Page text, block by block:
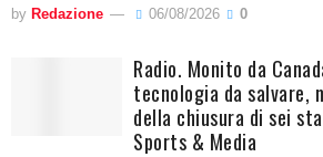
by Redazione 06/08/2026 0
Radio. Monito da
tecnologia da salvare,
della chiusura di sei
Sports & Media